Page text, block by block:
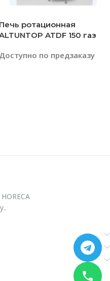
Печь ротационная
ATDF 150 газ
Доступно по предзаказу